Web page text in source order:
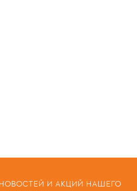
НОВОСТЕЙ И АКЦИЙ НАШЕГО